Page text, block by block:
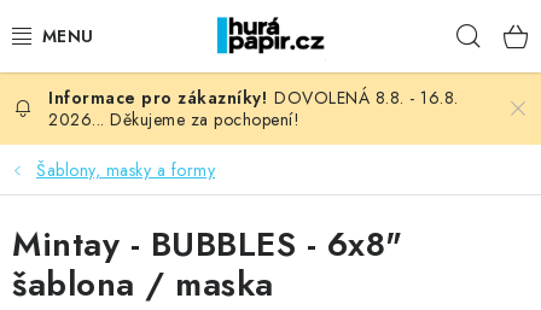
na
NOVINKY
HURÁ DÍLNA
VŠECHNO ZBOŽÍ
KNIHAŘSKÝ MATERIÁL
DOVOLENÁ 8.8. - 16.8.
2026... Děkujeme za pochopení!
Šablony, masky a formy
Mintay - BUBBLES - 6x8"
šablona / maska